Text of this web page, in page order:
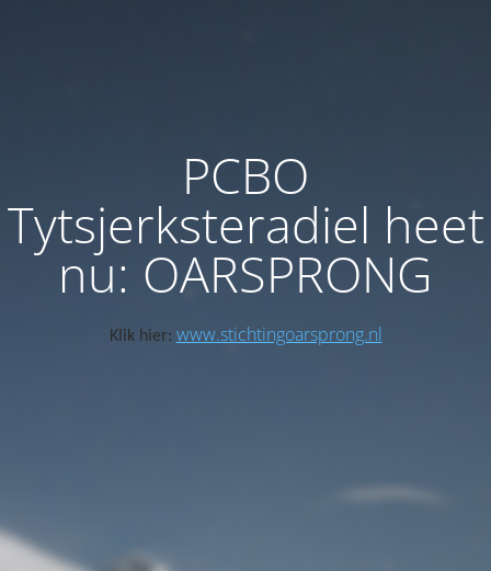
PCBO
Tytsjerksteradiel heet
nu: OARSPRONG
Klik hier: www.stichtingoarsprong.nl